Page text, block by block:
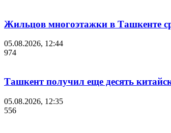
Жильцов многоэтажки в Ташкенте
05.08.2026, 12:44
974
Ташкент получил еще десять
05.08.2026, 12:35
556